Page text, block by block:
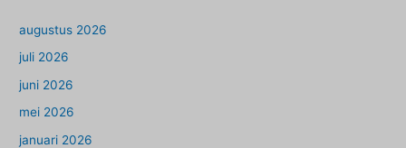
augustus 2026
juli 2026
juni 2026
mei 2026
januari 2026